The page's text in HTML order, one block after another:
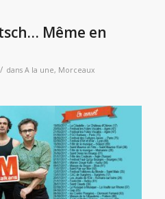
Même en
/ dans A la une, Morceaux